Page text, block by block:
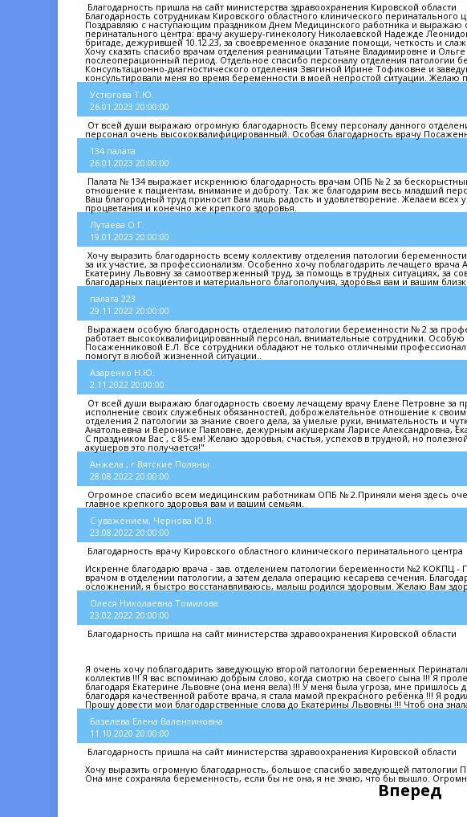
Благодарность пришла на сайт министерства здравоохранения Кировской области
Благодарность сотрудникам Кировского областного клинического перинатального
Поздравляю с наступающим праздником Днем Медицинского работника и выражаю
перинатального центра: врачу акушеру-гинекологу Николаевской Надежде
бригаде, дежурившей 10.12.23, за своевременное оказание помощи, четкость и
Хочу сказать спасибо врачам отделения реанимации Татьяне Владимировне и
послеоперационный период. Отдельное спасибо персоналу отделения
Консультационно-диагностического отделения Звягиной Ирине Тофиковне и
консультировали меня во время беременности в моей непростой ситуации. Желаю
Устюгова Т.Ю.
26.01.2023 20:00:00
От всей души выражаю огромную благодарность Всему персоналу данного
персонал очень высококвалифицированный. Особая благодарность врачу
134 палата
26.01.2023 20:00:00
Палата № 134 выражает искреннюю благодарность врачам ОПБ № 2 за
отношение к пациентам, внимание и доброту. Так же благодарим весь младший
Ваш благородный труд приносит Вам лишь радость и удовлетворение. Желаем всех
процветания и конечно же крепкого здоровья.
Лутаева О.Г.
19.01.2023 20:00:00
Хочу выразить благодарность всему коллективу отделения патологии
за их участие, за профессионализм. Особенно хочу поблагодарить лечащего
Екатерину Львовну за самоотверженный труд, за помощь в трудных ситуациях,
благодарных пациентов и материального благополучия, здоровья вам и вашим
палата 223
29.11.2022 20:00:00
Выражаем особую благодарность отделению патологии беременности № 2 за
работает высококвалифицированный персонал, внимательные сотрудники.
Посаженниковой Е.Л. Все сотрудники обладают не только отличными
помогут в любой жизненной ситуации..
Азаренко Н.Ю.
2.11.2022 20:00:00
От всей души выражаю благодарность своему лечащему врачу Елене Петровне за
исполнение своих служебных обязанностей, доброжелательное отношение к
отделения 2 патологии за знание своего дела, за умелые руки, внимательность и
Анатольевна и Веронике Павловне, дежурным акушеркам Ларисе Александровна,
С праздником Вас , с 85-ем! Желаю здоровья, счастья, успехов в трудной, но
акушеров это получается!"
Анжела , г Вятские Поляны
28.08.2022 20:00:00
Огромное спасибо всем медицинским работникам ОПБ № 2.Приняли меня здесь
главное крепкого здоровья вам и вашим семьям.
С уважением, Чернова Ю.В.
23.08.2022 20:00:00
Благодарность врачу Кировского областного клинического перинатального центра
Искренне благодарю врача - зав. отделением патологии беременности №2 КОКПЦ
врачом в отделении патологии, а затем делала операцию кесарева сечения.
осложнений, я быстро восстанавливаюсь, малыш родился здоровым. Желаю Вам
Олеся Николаевна Томилова
23.02.2022 20:00:00
Благодарность пришла на сайт министерства здравоохранения Кировской области
Я очень хочу поблагодарить заведующую второй патологии беременных
коллектив !!! Я вас вспоминаю добрым слово, когда смотрю на своего сына !!! Я
благодаря Екатерине Львовне (она меня вела) !!! У меня была угроза, мне
благодаря качественной работе врача, я стала мамой прекрасного ребёнка !!! Я
Прошу довести мои благодарственные слова до Екатерины Львовны !!! Чтоб она
Базелева Елена Валентиновна
11.10.2020 20:00:00
Благодарность пришла на сайт министерства здравоохранения Кировской области
Хочу выразить огромную благодарность, большое спасибо заведующей патологии
Она мне сохраняла беременность, если бы не она, я не знаю, что бы вышло.
Вперед